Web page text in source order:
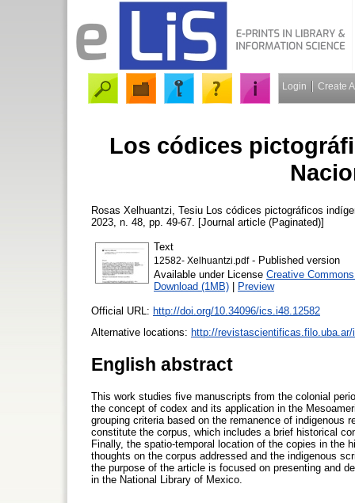
Login Create
Los códices
Rosas Xelhuantzi, Tesiu Los códices pictográficos
2023, n. 48, pp. 49-67. [Journal article (Paginated)]
Text
12582- Xelhuantzi.pdf- Published version
Available under License Creative
Download (1MB) | Preview
Official URL: http://doi.org/10.34096/ics.i48.12582
Alternative locations: http://
English abstract
This work studies five manuscripts from the colonial
the concept of codex and its application in the
grouping criteria based on the remanence of
constitute the corpus, which includes a brief historical
Finally, the spatio-temporal location of the copies in the
thoughts on the corpus addressed and the indigenous
the purpose of the article is focused on presenting and
in the National Library of Mexico.